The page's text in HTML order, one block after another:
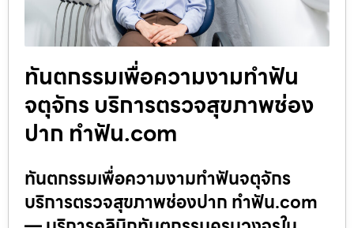
ทันตกรรมเพื่อความงามทำฟัน
จตุจักร บริการตรวจสุขภาพช่อง
ปาก ทำฟัน.com
ทันตกรรมเพื่อความงามทำฟันจตุจักร
บริการตรวจสุขภาพช่องปาก ทำฟัน.com